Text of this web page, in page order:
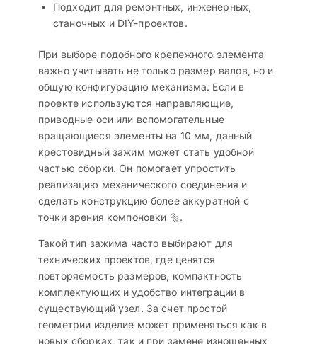
Подходит для ремонтных, инженерных,
станочных и DIY-проектов.
При выборе подобного крепежного элемента
важно учитывать не только размер валов, но и
общую конфигурацию механизма. Если в
проекте используются направляющие,
приводные оси или вспомогательные
вращающиеся элементы на 10 мм, данный
крестовидный зажим может стать удобной
частью сборки. Он помогает упростить
реализацию механического соединения и
сделать конструкцию более аккуратной с
точки зрения компоновки 🔩.
Такой тип зажима часто выбирают для
технических проектов, где ценятся
повторяемость размеров, компактность
комплектующих и удобство интеграции в
существующий узел. За счет простой
геометрии изделие может применяться как в
новых сборках, так и при замене изношенных